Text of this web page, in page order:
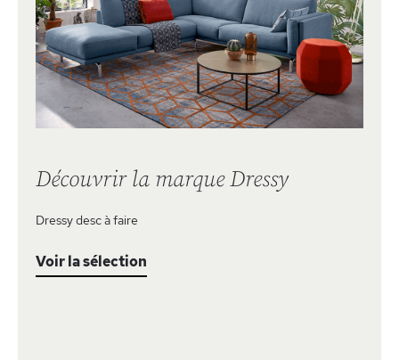
Découvrir la marque Dressy
Dressy desc à faire
Voir la sélection